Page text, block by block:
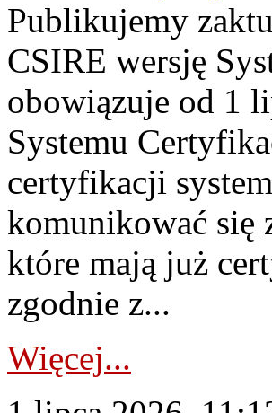
Publikujemy
CSIRE wersję
obowiązuje od 1
Systemu
certyfikacji
komunikować się
które mają już
zgodnie z...
Więcej...